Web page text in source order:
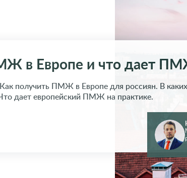
в Европе и что дает
получить ПМЖ в Европе для россиян. В
дает европейский ПМЖ на практике.